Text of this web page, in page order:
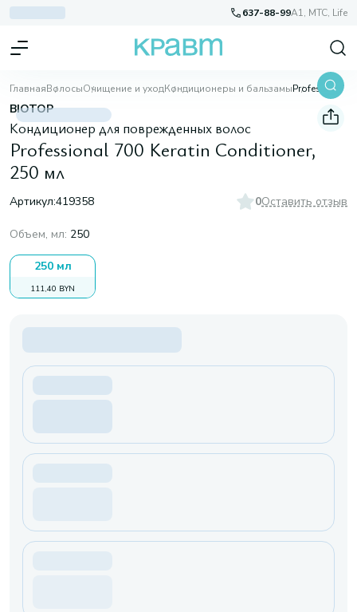
637-88-99A1, МТС, Life
ГлавнаяВолосыОчищение и уходКондиционеры и бальзамы Professional 700 Keratin Conditioner, 250 мл
BIOTOP
Кондиционер для поврежденных волос
Professional 700 Keratin Conditioner,
250 мл
Артикул:419358 0Оставить отзыв
Объем, мл: 250
250 мл
111,40 BYN